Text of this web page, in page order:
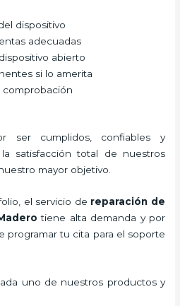
dispositivo
adecuadas
abierto
si lo amerita
comprobación
ser cumplidos, confiables y
satisfacción total de nuestros
mayor objetivo.
el servicio de reparación de
tiene alta demanda y por
programar tu cita para el soporte
uno de nuestros productos y